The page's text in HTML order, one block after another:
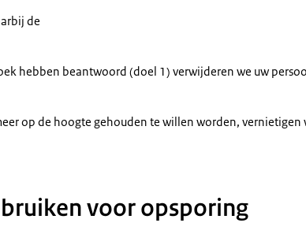
de
hebben beantwoord (doel 1) verwijderen we uw
op de hoogte gehouden te willen worden, vernietigen
voor opsporing